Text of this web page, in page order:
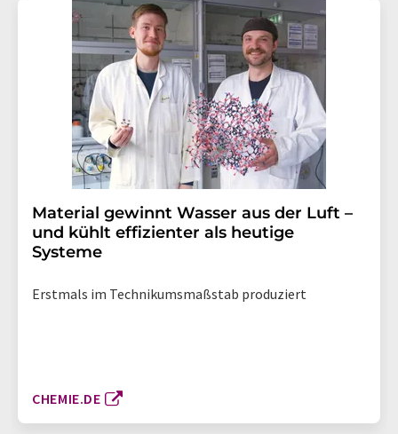
Material gewinnt Wasser aus der Luft –
und kühlt effizienter als heutige
Systeme
Erstmals im Technikumsmaßstab produziert
CHEMIE.DE